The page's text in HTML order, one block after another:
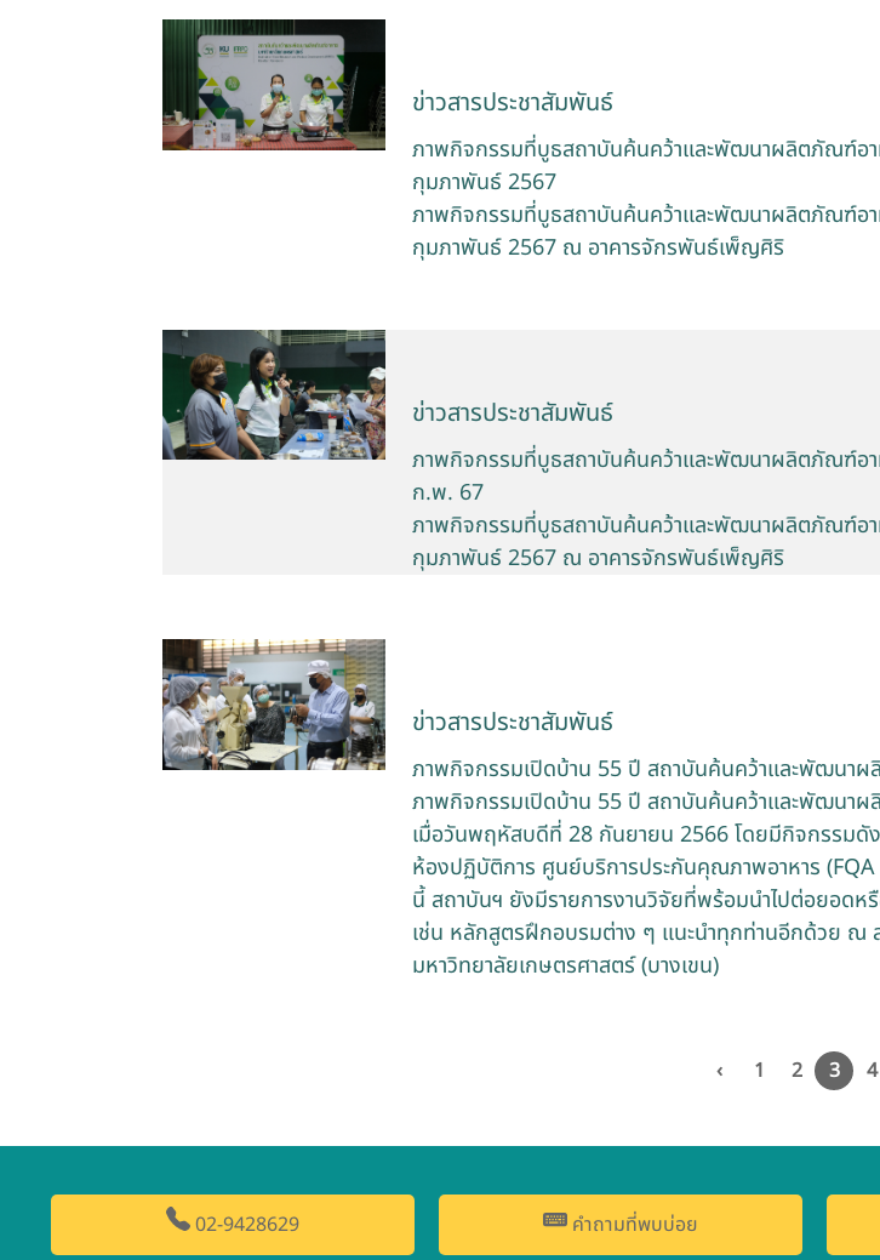
ข่าวสารประชาสัมพันธ์
ภาพกิจกรรมที่บูธสถาบันค้นคว้าและพัฒนาผลิตภัณฑ์อา
กุมภาพันธ์ 2567
ภาพกิจกรรมที่บูธสถาบันค้นคว้าและพัฒนาผลิตภัณฑ์อา
กุมภาพันธ์ 2567 ณ อาคารจักรพันธ์เพ็ญศิริ
ข่าวสารประชาสัมพันธ์
ภาพกิจกรรมที่บูธสถาบันค้นคว้าและพัฒนาผลิตภัณฑ์อา
ก.พ. 67
ภาพกิจกรรมที่บูธสถาบันค้นคว้าและพัฒนาผลิตภัณฑ์อา
กุมภาพันธ์ 2567 ณ อาคารจักรพันธ์เพ็ญศิริ
ข่าวสารประชาสัมพันธ์
ภาพกิจกรรมเปิดบ้าน 55 ปี สถาบันค้นคว้าและพัฒนา
ภาพกิจกรรมเปิดบ้าน 55 ปี สถาบันค้นคว้าและพัฒนา
เมื่อวันพฤหัสบดีที่ 28 กันยายน 2566 โดยมีกิจกรรมดั
ห้องปฏิบัติการ ศูนย์บริการประกันคุณภาพอาหาร
นี้ สถาบันฯ ยังมีรายการงานวิจัยที่พร้อมนำไปต่อยอดห
เช่น หลักสูตรฝึกอบรมต่าง ๆ แนะนำทุกท่านอีกด้วย
มหาวิทยาลัยเกษตรศาสตร์ (บางเขน)
‹ 1 2 3 4
02-9428629 คำถามที่พบบ่อย